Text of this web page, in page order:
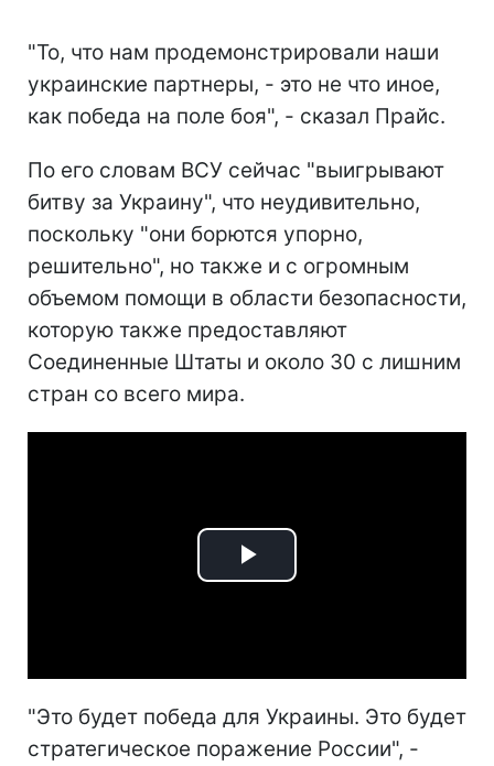
"То, что нам продемонстрировали наши
украинские партнеры, - это не что иное,
как победа на поле боя", - сказал Прайс.
По его словам ВСУ сейчас "выигрывают
битву за Украину", что неудивительно,
поскольку "они борются упорно,
решительно", но также и с огромным
объемом помощи в области безопасности,
которую также предоставляют
Соединенные Штаты и около 30 с лишним
стран со всего мира.
Play
"Это будет победа для Украины. Это будет
стратегическое поражение России", -